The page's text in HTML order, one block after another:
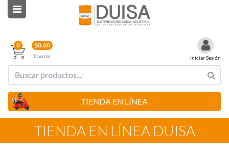
0 $0.00
Carrito Iniciar Sesión
TIENDA EN LÍNEA
TIENDA EN LÍNEA DUISA